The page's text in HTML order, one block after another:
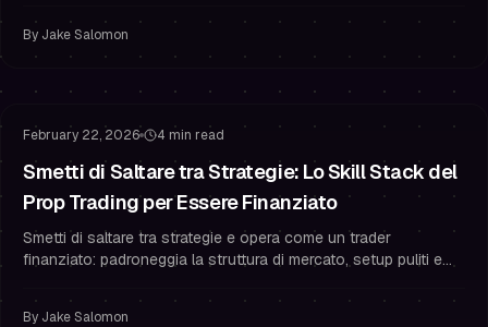
psicologia del trading.
By Jake Salomon
February 22, 2026 4 min read
Smetti di Saltare tra Strategie: Lo Skill Stack del
Prop Trading per Essere Finanziato
Smetti di saltare tra strategie e opera come un trader
finanziato: padroneggia la struttura di mercato, setup puliti e
By Jake Salomon